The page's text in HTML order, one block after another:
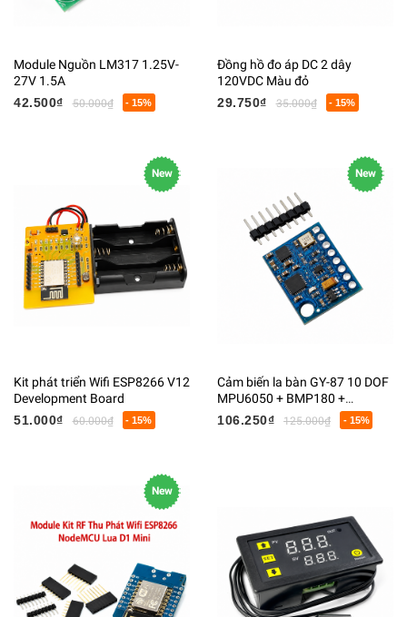
Module Nguồn LM317 1.25V-
27V 1.5A
42.500₫
50.000₫ - 15%
Đồng hồ đo áp DC 2 dây
120VDC Màu đỏ
29.750₫
35.000₫ - 15%
New
Kit phát triển Wifi ESP8266 V12
Development Board
51.000₫
60.000₫ - 15%
New
Cảm biến la bàn GY-87 10 DOF
MPU6050 + BMP180 +
HMC5883L
106.250₫ 125.000₫ - 15%
New